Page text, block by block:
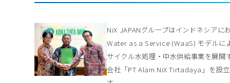
NiX JAPANグループはインドネシアに
Water as a Service (WaaS) モデルに
サイクル水処理・中水供給事業を展開
会社「PT Alam NiX Tirtadaya」を設